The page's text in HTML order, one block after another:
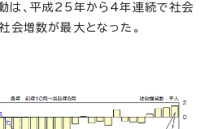
は、平成25年から4年連続で社会
会増数が最大となった。